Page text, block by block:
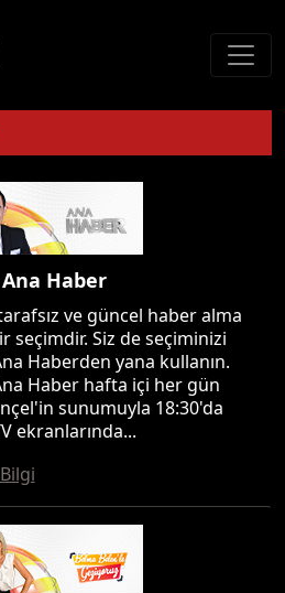
Haber
ve güncel haber alma
seçimdir. Siz de seçiminizi
Haberden yana kullanın.
Haber hafta içi her gün
sunumuyla 18:30'da
ekranlarında...